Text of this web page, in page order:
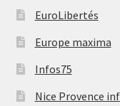
EuroLibertés
Europe maxima
Infos75
Nice Provence